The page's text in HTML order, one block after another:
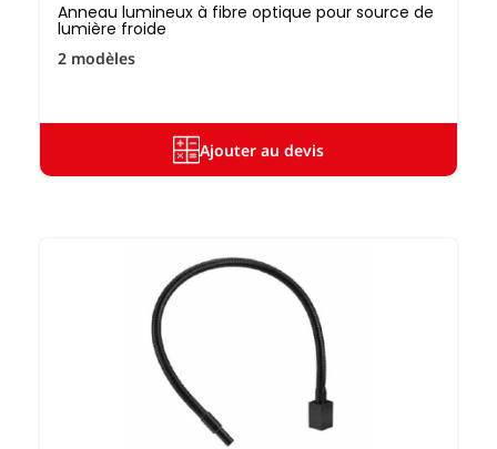
Anneau lumineux à fibre optique pour source de
lumière froide
2 modèles
Ajouter au devis